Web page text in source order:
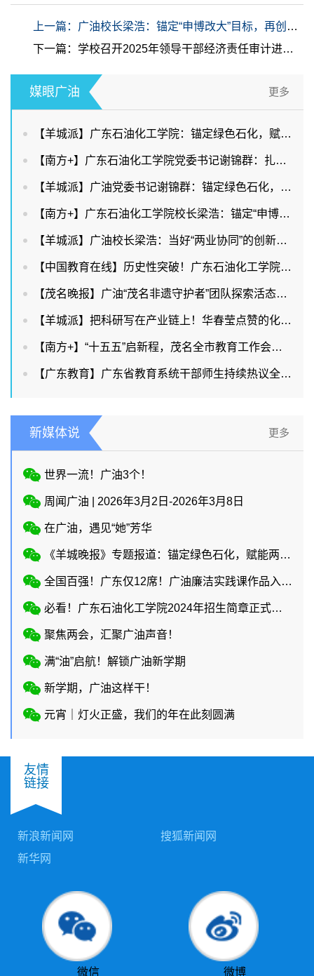
上一篇：广油校长梁浩：锚定“申博改大”目标，再创高水平理工科大学建设新局面丨粤立潮头 奋进新章
下一篇：学校召开2025年领导干部经济责任审计进点会
媒眼广油 更多
【羊城派】广东石油化工学院：锚定绿色石化，赋能两业协同
【南方+】广东石油化工学院党委书记谢锦群：扎根石化产业，赋能广东现代化产业体系建设
【羊城派】广油党委书记谢锦群：锚定绿色石化，赋能两业协同
【南方+】广东石油化工学院校长梁浩：锚定“申博改大”目标，持续提升服务能级
【羊城派】广油校长梁浩：当好“两业协同”的创新策源者和人才供给者
【中国教育在线】历史性突破！广东石油化工学院首获省教学成果奖特等奖，多项数据创新高！
【茂名晚报】广油“茂名非遗守护者”团队探索活态传承新路
【羊城派】把科研写在产业链上！华春莹点赞的化橘红背后有广油硬核力量
【南方+】“十五五”启新程，茂名全市教育工作会议释放出哪些重要信号？
【广东教育】广东省教育系统干部师生持续热议全国两会教育话题
新媒体说 更多
世界一流！广油3个！
周闻广油 | 2026年3月2日-2026年3月8日
在广油，遇见“她”芳华
《羊城晚报》专题报道：锚定绿色石化，赋能两业协同
全国百强！广东仅12席！广油廉洁实践课作品入选教育部廉洁教育系列活动！
必看！广东石油化工学院2024年招生简章正式上线
聚焦两会，汇聚广油声音！
满“油”启航！解锁广油新学期
新学期，广油这样干！
元宵｜灯火正盛，我们的年在此刻圆满
友情
链接
新浪新闻网
搜狐新闻网
新华网
微信 微博